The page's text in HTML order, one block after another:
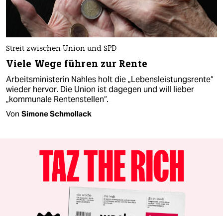
Streit zwischen Union und SPD
Viele Wege führen zur Rente
Arbeitsministerin Nahles holt die „Lebensleistungsrente“
wieder hervor. Die Union ist dagegen und will lieber
„kommunale Rentenstellen“.
Von Simone Schmollack